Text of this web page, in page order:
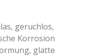
geruchlos,
Korrosion
glatte